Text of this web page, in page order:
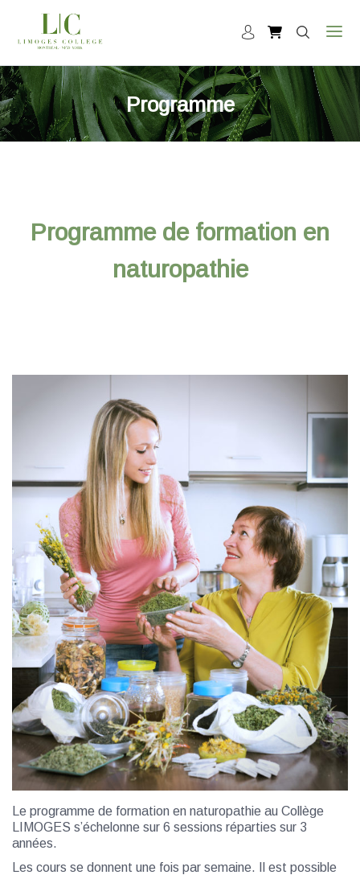
Programme
Programme de formation en
naturopathie
Le programme de formation en naturopathie au Collège
LIMOGES s’échelonne sur 6 sessions réparties sur 3
années.
Les cours se donnent une fois par semaine. Il est possible